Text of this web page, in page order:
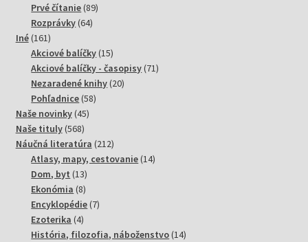
Prvé čítanie 8989
Rozprávky 6464
Iné 161161
produktov
Akciové balíčky 1515
produktov
Akciové balíčky - časopisy 7171
Nezaradené knihy 2020
Pohľadnice 5858
Naše novinky 4545
Naše tituly 568568
produktov
Náučná literatúra 212212
produktov
Atlasy, mapy, cestovanie 1414
Dom, byt 1313
produktov
Ekonómia 88
produktov
Encyklopédie 77
Ezoterika 44
produkty
História, filozofia, náboženstvo 1414